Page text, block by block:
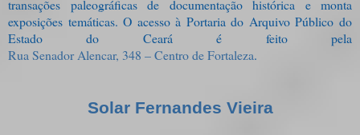
transações paleográficas de documentação histórica e monta
exposições temáticas. O acesso à Portaria do Arquivo Público do
Estado do Ceará é feito pela
Rua Senador Alencar, 348 – Centro de Fortaleza.
Solar Fernandes Vieira